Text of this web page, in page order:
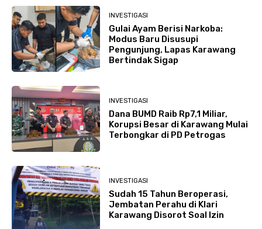
INVESTIGASI
Gulai Ayam Berisi Narkoba:
Modus Baru Disusupi
Pengunjung, Lapas Karawang
Bertindak Sigap
INVESTIGASI
Dana BUMD Raib Rp7,1 Miliar,
Korupsi Besar di Karawang Mulai
Terbongkar di PD Petrogas
INVESTIGASI
Sudah 15 Tahun Beroperasi,
Jembatan Perahu di Klari
Karawang Disorot Soal Izin